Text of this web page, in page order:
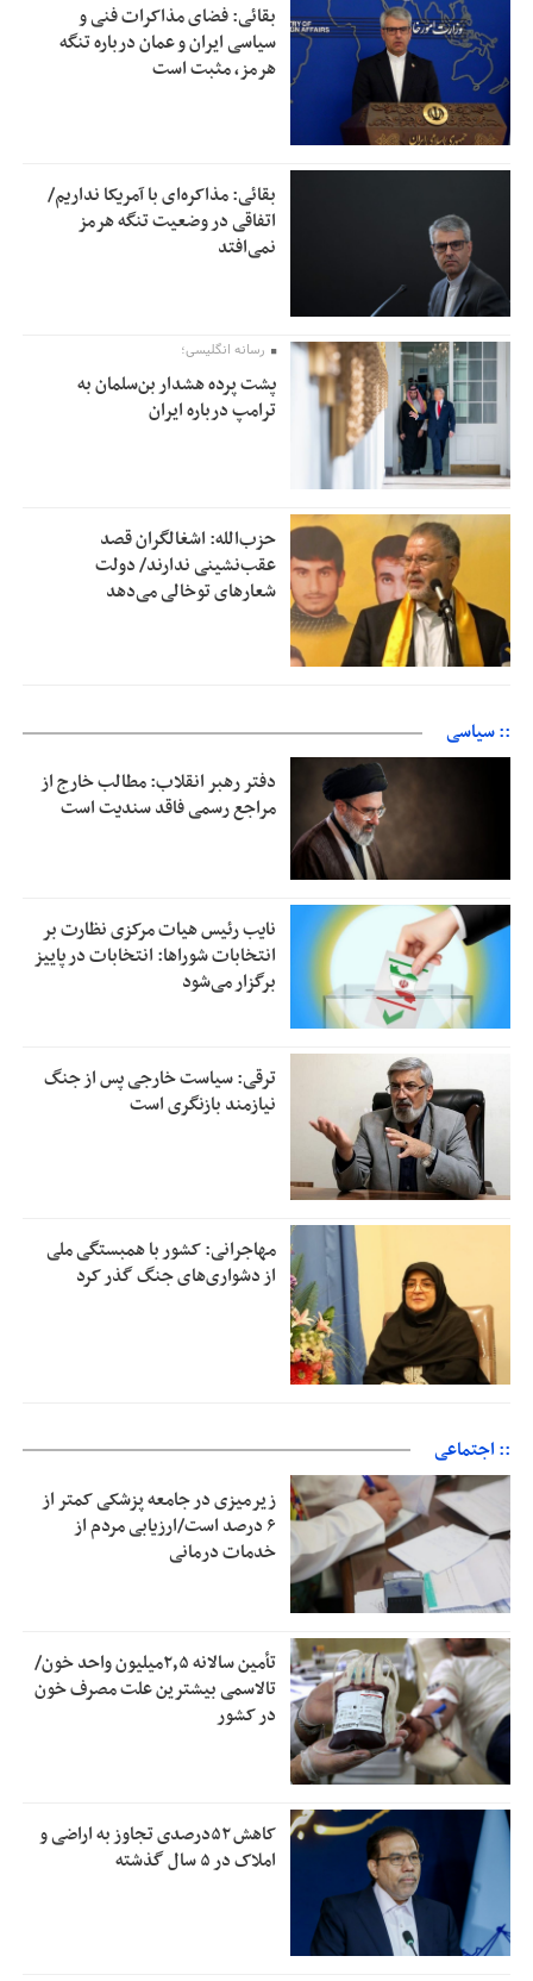
بقائی: فضای مذاکرات فنی و
سیاسی ایران و عمان درباره تنگه
هرمز، مثبت است
بقائی: مذاکره‌ای با آمریکا نداریم/
اتفاقی در وضعیت تنگه هرمز
نمی‌افتد
رسانه انگلیسی؛
پشت پرده هشدار بن‌سلمان به
ترامپ درباره ایران
حزب‌الله: اشغالگران قصد
عقب‌نشینی ندارند/ دولت
شعارهای توخالی می‌‌دهد
:: سیاسی
دفتر رهبر انقلاب: مطالب خارج از
مراجع رسمی فاقد سندیت است
نایب رئیس هیات مرکزی نظارت بر
انتخابات شوراها: انتخابات در پاییز
برگزار می‌شود
ترقی: سیاست خارجی پس از جنگ
نیازمند بازنگری است
مهاجرانی: کشور با همبستگی ملی
از دشواری‌های جنگ گذر کرد
:: اجتماعی
زیرمیزی در جامعه پزشکی کمتر از
۶ درصد است/ارزیابی مردم از
خدمات درمانی
تأمین سالانه ۲٫۵میلیون واحد خون/
تالاسمی بیشترین علت مصرف‌ خون
در کشور
کاهش ۵۲درصدی تجاوز به اراضی و
املاک در ۵ سال گذشته